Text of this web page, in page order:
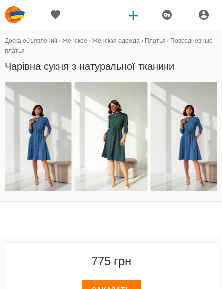
Доска объявлений › Женское › Женская одежда › Платья › Повседневные
платья
Чарівна сукня з натуральної тканини
775 грн